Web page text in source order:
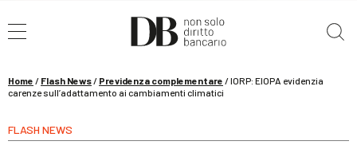
WEBINAR / 29 settembre
Pignoramento presso terzi e ruolo della banca
Home / Flash News/ Previdenza complementare /IORP: EIOPA evidenzia
carenze sull’adattamento ai cambiamenti climatici
FLASH NEWS